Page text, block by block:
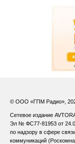
© ООО «ГПМ Радио»,
Сетевое издание
Эл № ФС77-81953 от
по надзору в сфере
коммуникаций